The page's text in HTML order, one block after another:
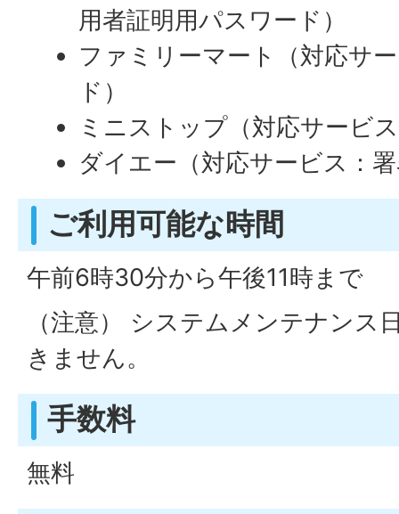
用者証明用パスワード）
ファミリーマート（対応サ
ド）
ミニストップ（対応サービ
ダイエー（対応サービス：
ご利用可能な時間
午前6時30分から午後11時まで
（注意） システムメンテナンス
きません。
手数料
無料